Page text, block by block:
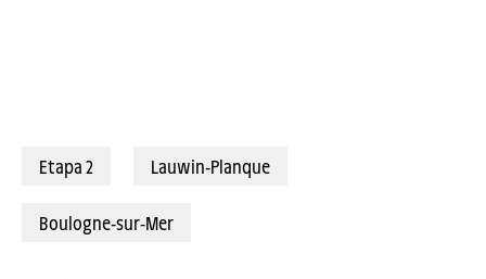
Etapa 2 Lauwin-Planque
Boulogne-sur-Mer